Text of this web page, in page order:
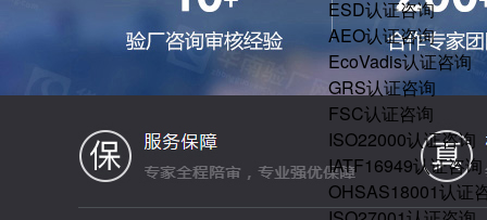
ESD认证咨询
AEO认证咨询
EcoVadis认证咨询
GRS认证咨询
FSC认证咨询
ISO22000认证咨询
IATF16949认证咨询
OHSAS18001认证